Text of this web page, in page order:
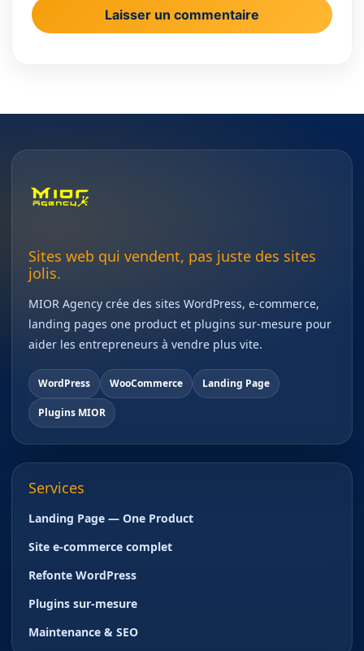
Sites web qui vendent, pas juste des sites
jolis.
MIOR Agency crée des sites WordPress, e-commerce,
landing pages one product et plugins sur-mesure pour
aider les entrepreneurs à vendre plus vite.
WordPress WooCommerce Landing Page
Plugins MIOR
Services
Landing Page — One Product
Site e-commerce complet
Refonte WordPress
Plugins sur-mesure
Maintenance & SEO